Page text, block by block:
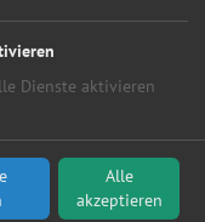
Dienste aktivieren
Alle
akzeptieren